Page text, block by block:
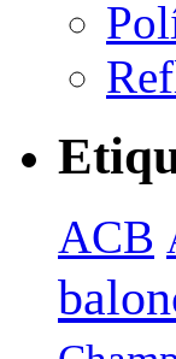
ACB